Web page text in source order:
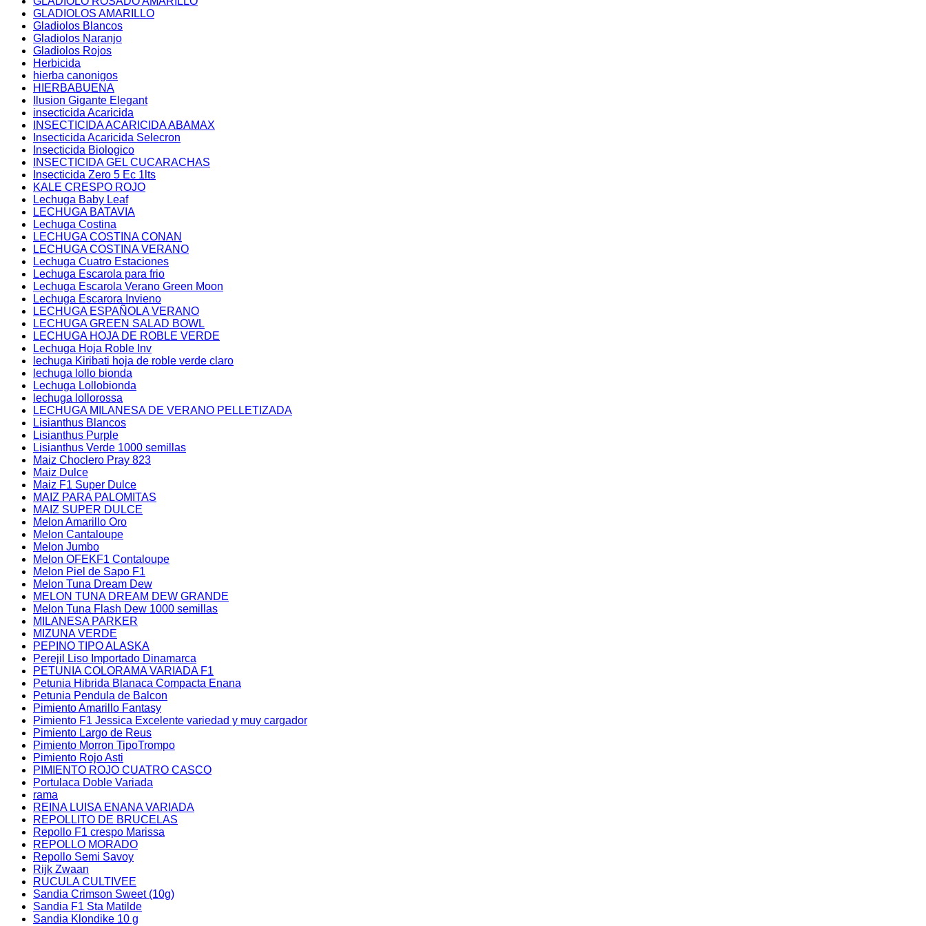
GLADIOLOS AMARILLO
Gladiolos Blancos
Gladiolos Naranjo
Gladiolos Rojos
Herbicida
hierba canonigos
HIERBABUENA
Ilusion Gigante Elegant
insecticida Acaricida
INSECTICIDA ACARICIDA ABAMAX
Insecticida Acaricida Selecron
Insecticida Biologico
INSECTICIDA GEL CUCARACHAS
Insecticida Zero 5 Ec 1lts
KALE CRESPO ROJO
Lechuga Baby Leaf
LECHUGA BATAVIA
Lechuga Costina
LECHUGA COSTINA CONAN
LECHUGA COSTINA VERANO
Lechuga Cuatro Estaciones
Lechuga Escarola para frio
Lechuga Escarola Verano Green Moon
Lechuga Escarora Invieno
LECHUGA ESPAÑOLA VERANO
LECHUGA GREEN SALAD BOWL
LECHUGA HOJA DE ROBLE VERDE
Lechuga Hoja Roble Inv
lechuga Kiribati hoja de roble verde claro
lechuga lollo bionda
Lechuga Lollobionda
lechuga lollorossa
LECHUGA MILANESA DE VERANO PELLETIZADA
Lisianthus Blancos
Lisianthus Purple
Lisianthus Verde 1000 semillas
Maiz Choclero Pray 823
Maiz Dulce
Maiz F1 Super Dulce
MAIZ PARA PALOMITAS
MAIZ SUPER DULCE
Melon Amarillo Oro
Melon Cantaloupe
Melon Jumbo
Melon OFEKF1 Contaloupe
Melon Piel de Sapo F1
Melon Tuna Dream Dew
MELON TUNA DREAM DEW GRANDE
Melon Tuna Flash Dew 1000 semillas
MILANESA PARKER
MIZUNA VERDE
PEPINO TIPO ALASKA
Perejil Liso Importado Dinamarca
PETUNIA COLORAMA VARIADA F1
Petunia Hibrida Blanaca Compacta Enana
Petunia Pendula de Balcon
Pimiento Amarillo Fantasy
Pimiento F1 Jessica Excelente variedad y muy cargador
Pimiento Largo de Reus
Pimiento Morron TipoTrompo
Pimiento Rojo Asti
PIMIENTO ROJO CUATRO CASCO
Portulaca Doble Variada
rama
REINA LUISA ENANA VARIADA
REPOLLITO DE BRUCELAS
Repollo F1 crespo Marissa
REPOLLO MORADO
Repollo Semi Savoy
Rijk Zwaan
RUCULA CULTIVEE
Sandia Crimson Sweet (10g)
Sandia F1 Sta Matilde
Sandia Klondike 10 g